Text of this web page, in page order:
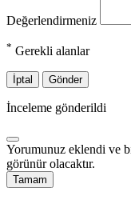
Değerlendirmeniz
* Gerekli alanlar
İptal Gönder
İnceleme gönderildi
Yorumunuz eklendi ve
görünür olacaktır.
Tamam